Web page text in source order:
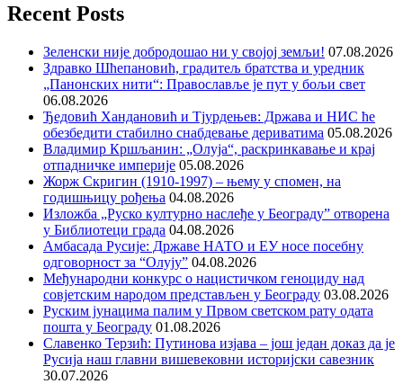
Recent Posts
Зеленски није добродошао ни у својој земљи! 07.08.2026
Здравко Шћепановић, градитељ братства и уредник
„Панонских нити“: Православље је пут у бољи свет
06.08.2026
Ђедовић Хандановић и Тјурдењев: Држава и НИС ће
обезбедити стабилно снабдевање дериватима 05.08.2026
Владимир Кршљанин: „Олуја“, раскринкавање и крај
отпадничке империје 05.08.2026
Жорж Скригин (1910-1997) – њему у спомен, на
годишњицу рођења 04.08.2026
Изложба „Руско културно наслеђе у Београду” отворена
у Библиотеци града 04.08.2026
Амбасада Русије: Државе НАТО и ЕУ носе посебну
одговорност за “Олују” 04.08.2026
Међународни конкурс о нацистичком геноциду над
совјетским народом представљен у Београду 03.08.2026
Руским јунацима палим у Првом светском рату одата
пошта у Београду 01.08.2026
Славенко Терзић: Путинова изјава – још један доказ да је
Русија наш главни вишевековни историјски савезник
30.07.2026